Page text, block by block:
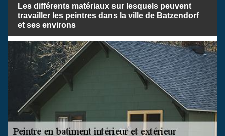
Les différents matériaux sur lesquels peuvent
travailler les peintres dans la ville de Batzendorf
et ses environs